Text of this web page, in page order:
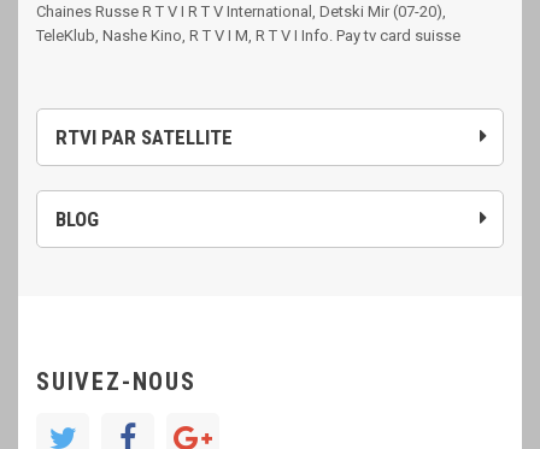
RTVI PAR SATELLITE
BLOG
Chaines Russe R T V I R T V International, Detski Mir (07-20),
TeleKlub, Nashe Kino, R T V I M, R T V I Info. Pay tv card suisse
SUIVEZ-NOUS